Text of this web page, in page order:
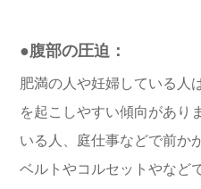
●腹部の圧迫：
肥満の人や妊婦している人
を起こしやすい傾向があり
いる人、庭仕事などで前か
ベルトやコルセットやなど